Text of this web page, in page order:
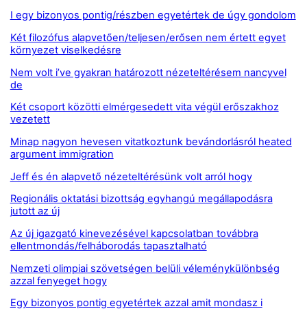
I egy bizonyos pontig/részben egyetértek de úgy gondolom
Két filozófus alapvetően/teljesen/erősen nem értett egyet
környezet viselkedésre
Nem volt i’ve gyakran határozott nézeteltérésem nancyvel
de
Két csoport közötti elmérgesedett vita végül erőszakhoz
vezetett
Minap nagyon hevesen vitatkoztunk bevándorlásról heated
argument immigration
Jeff és én alapvető nézeteltérésünk volt arról hogy
Regionális oktatási bizottság egyhangú megállapodásra
jutott az új
Az új igazgató kinevezésével kapcsolatban továbbra
ellentmondás/felháborodás tapasztalható
Nemzeti olimpiai szövetségen belüli véleménykülönbség
azzal fenyeget hogy
Egy bizonyos pontig egyetértek azzal amit mondasz i